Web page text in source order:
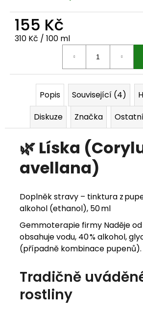
155 Kč
Měrná cena:
310 Kč / 100 ml
Popis Související (4)
Diskuze
Značka
🌿 Líska
avellana)
Doplněk stravy – tinktura z
alkohol (ethanol), 50 ml
Gemmoterapie firmy Naděje od
obsahuje vodu, 40 % alkohol,
(případně kombinace pupenů).
Tradičně
rostliny
u
m